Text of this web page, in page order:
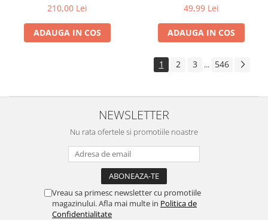
210,00 Lei
ADAUGA IN COS
49,99 Lei
ADAUGA IN COS
1 2 3 ... 546
NEWSLETTER
Nu rata ofertele si promotiile noastre
Vreau sa primesc newsletter cu promotiile
magazinului. Afla mai multe in Politica de
Confidentialitate